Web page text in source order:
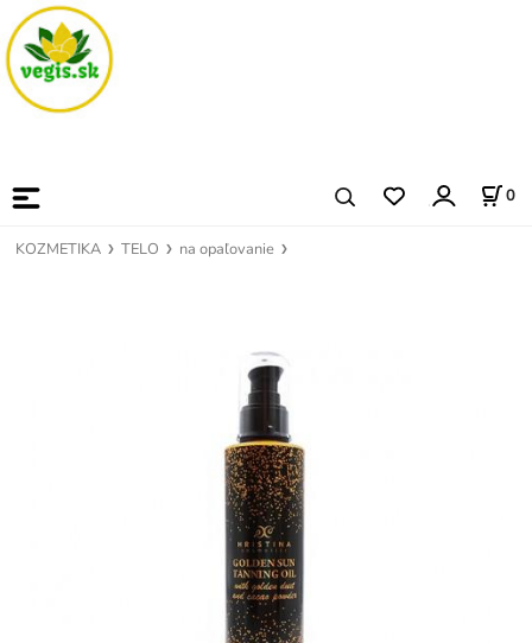
0
KOZMETIKA TELO na opaľovanie